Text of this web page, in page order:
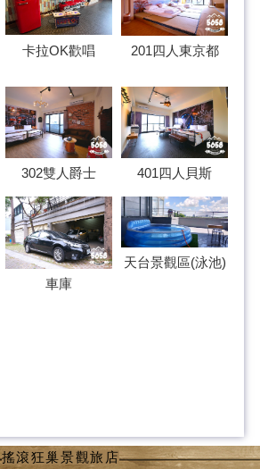
卡拉OK歡唱 201四人東京都
302雙人爵士 401四人貝斯
車庫
天台景觀區(泳池)
搖滾狂巢景觀旅店